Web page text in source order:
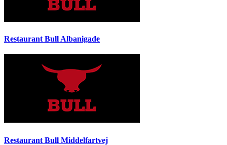
Restaurant Bull Albanigade
Restaurant Bull Middelfartvej